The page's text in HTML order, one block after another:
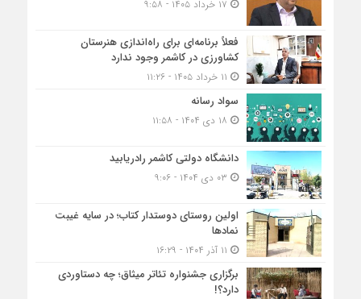
فعلاً برنامه‌ای برای راه‌اندازی هنرستان
کشاورزی در کاشمر وجود ندارد
سواد رسانه
دانشگاه دولتی کاشمر‌ رادریابید
اولین روستای دوستدار کتاب؛ در سایه غیبت
نمادها
برگزاری جشنواره تئاتر میثاق؛ چه دستاوردی
دارد؟!